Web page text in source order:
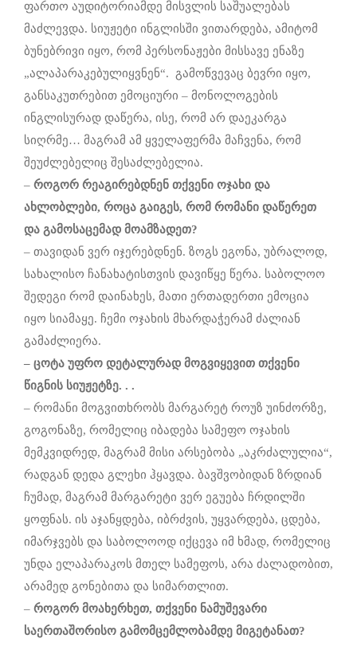
ფართო აუდიტორიამდე მისვლის საშუალებას
მაძლევდა. სიუჟეტი ინგლისში ვითარდება, ამიტომ
ბუნებრივი იყო, რომ პერსონაჟები მისსავე ენაზე
„ალაპარაკებულიყვნენ“. გამოწვევაც ბევრი იყო,
განსაკუთრებით ემოციური – მონოლოგების
ინგლისურად დაწერა, ისე, რომ არ დაეკარგა
სიღრმე… მაგრამ ამ ყველაფერმა მაჩვენა, რომ
შეუძლებელიც შესაძლებელია.
– როგორ რეაგირებდნენ თქვენი ოჯახი და
ახლობლები, როცა გაიგეს, რომ რომანი დაწერეთ
და გამოსაცემად მოამზადეთ?
– თავიდან ვერ იჯერებდნენ. ზოგს ეგონა, უბრალოდ,
სახალისო ჩანახატისთვის დავიწყე წერა. საბოლოო
შედეგი რომ დაინახეს, მათი ერთადერთი ემოცია
იყო სიამაყე. ჩემი ოჯახის მხარდაჭერამ ძალიან
გამაძლიერა.
– ცოტა უფრო დეტალურად მოგვიყევით თქვენი
წიგნის სიუჟეტზე. . .
– რომანი მოგვითხრობს მარგარეტ როუზ უინძორზე,
გოგონაზე, რომელიც იბადება სამეფო ოჯახის
მემკვიდრედ, მაგრამ მისი არსებობა „აკრძალულია“,
რადგან დედა გლეხი ჰყავდა. ბავშვობიდან ზრდიან
ჩუმად, მაგრამ მარგარეტი ვერ ეგუება ჩრდილში
ყოფნას. ის აჯანყდება, იბრძვის, უყვარდება, ცდება,
იმარჯვებს და საბოლოოდ იქცევა იმ ხმად, რომელიც
უნდა ელაპარაკოს მთელ სამეფოს, არა ძალადობით,
არამედ გონებითა და სიმართლით.
– როგორ მოახერხეთ, თქვენი ნამუშევარი
საერთაშორისო გამომცემლობამდე მიგეტანათ?